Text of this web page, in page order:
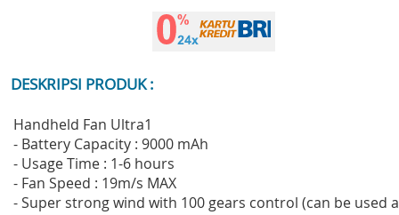
DESKRIPSI PRODUK :
Handheld Fan Ultra1
- Battery Capacity : 9000 mAh
- Usage Time : 1-6 hours
- Fan Speed : 19m/s MAX
- Super strong wind with 100 gears control (can be used